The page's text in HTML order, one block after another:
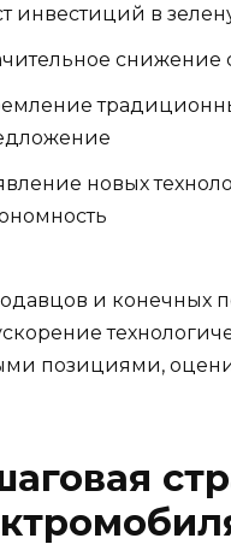
инвестиций в
снижение
новых
и конечных
позициями,